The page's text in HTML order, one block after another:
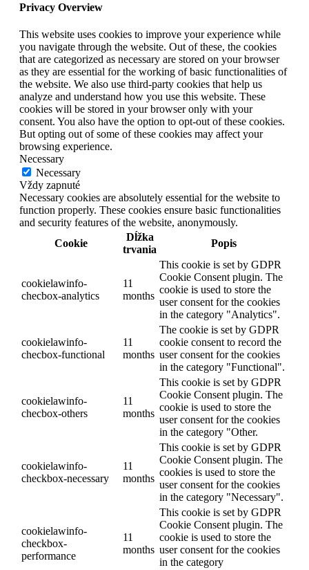
Privacy Overview
This website uses cookies to improve your experience while
you navigate through the website. Out of these, the cookies
that are categorized as necessary are stored on your browser
as they are essential for the working of basic functionalities of
the website. We also use third-party cookies that help us
analyze and understand how you use this website. These
cookies will be stored in your browser only with your
consent. You also have the option to opt-out of these cookies.
But opting out of some of these cookies may affect your
browsing experience.
Necessary
Necessary
Vždy zapnuté
Necessary cookies are absolutely essential for the website to
function properly. These cookies ensure basic functionalities
and security features of the website, anonymously.
Cookie
Dĺžka
trvania
Popis
cookielawinfo-
checbox-analytics
11
months
This cookie is set by GDPR
Cookie Consent plugin. The
cookie is used to store the
user consent for the cookies
in the category "Analytics".
cookielawinfo-
checbox-functional
11
months
The cookie is set by GDPR
cookie consent to record the
user consent for the cookies
in the category "Functional".
cookielawinfo-
checbox-others
11
months
This cookie is set by GDPR
Cookie Consent plugin. The
cookie is used to store the
user consent for the cookies
in the category "Other.
cookielawinfo-
checkbox-necessary
11
months
This cookie is set by GDPR
Cookie Consent plugin. The
cookies is used to store the
user consent for the cookies
in the category "Necessary".
cookielawinfo-
checkbox-
performance
11
months
This cookie is set by GDPR
Cookie Consent plugin. The
cookie is used to store the
user consent for the cookies
in the category